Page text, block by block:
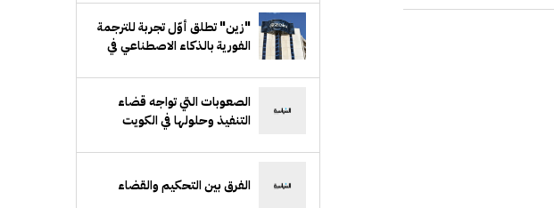
"زين" تطلق أوّل تجربة للترجمة
الفورية بالذكاء الاصطناعي في
الصعوبات التي تواجه قضاء
التنفيذ وحلولها في الكويت
الفرق بين التحكيم والقضاء